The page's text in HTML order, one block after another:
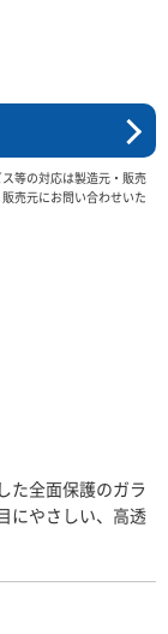
等の対応は製造元・販売
売元にお問い合わせいた
た全面保護のガラ
にやさしい、高透